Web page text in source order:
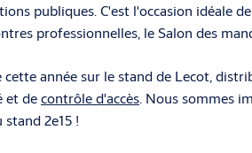
publiques. C'est l'occasion idéale
professionnelles, le Salon des
cette année sur le stand de Lecot,
et decontrôle d'accès . Nous sommes
2e15 !